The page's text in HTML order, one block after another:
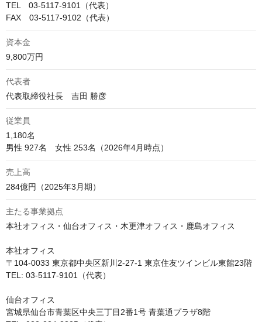
TEL　03-5117-9101（代表）
FAX　03-5117-9102（代表）
資本金
9,800万円
代表者
代表取締役社長　吉田 勝彦
従業員
1,180名
男性 927名　女性 253名（2026年4月時点）
売上高
284億円（2025年3月期）
主たる事業拠点
本社オフィス・仙台オフィス・木更津オフィス・鹿島オフィス
本社オフィス
〒104-0033 東京都中央区新川2-27-1 東京住友ツインビル東館23階
TEL: 03-5117-9101（代表）
仙台オフィス
宮城県仙台市青葉区中央三丁目2番1号 青葉通プラザ8階